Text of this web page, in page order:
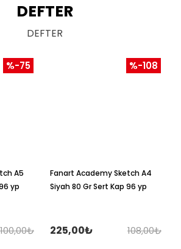
DEFTER
DEFTER
A5
yp
100,00₺
%-75
Fanart Academy Sketch A4
Siyah 80 Gr Sert Kap 96 yp
225,00₺ 108,00₺
%-108